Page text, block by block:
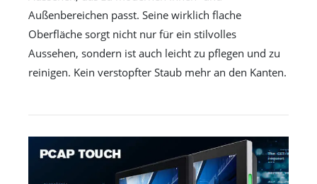
Außenbereichen passt. Seine wirklich flache
Oberfläche sorgt nicht nur für ein stilvolles
Aussehen, sondern ist auch leicht zu pflegen und zu
reinigen. Kein verstopfter Staub mehr an den Kanten.